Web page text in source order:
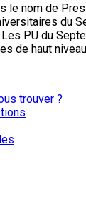
le nom de
du
PU du
de haut niveau
trouver ?